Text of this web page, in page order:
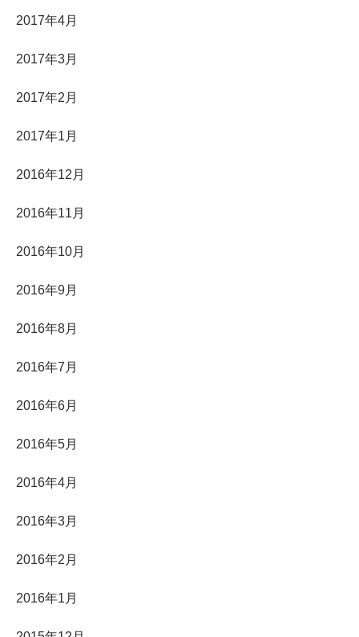
2017年4月
2017年3月
2017年2月
2017年1月
2016年12月
2016年11月
2016年10月
2016年9月
2016年8月
2016年7月
2016年6月
2016年5月
2016年4月
2016年3月
2016年2月
2016年1月